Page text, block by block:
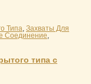
Типа Захваты Для
Соединение
типа с